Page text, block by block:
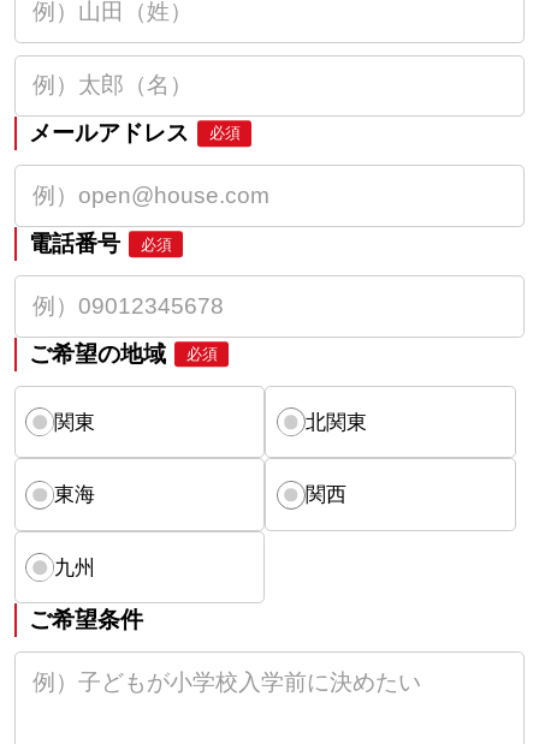
メールアドレス 必須
電話番号 必須
ご希望の地域 必須
関東 北関東
東海 関西
九州
ご希望条件